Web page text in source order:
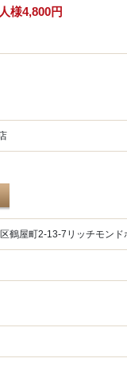
様4,800円
鶴屋町2-13-7リッチモンド